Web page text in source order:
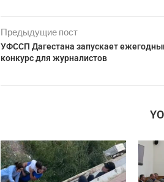
Предыдущие пост
УФССП Дагестана запускает
конкурс для журналистов